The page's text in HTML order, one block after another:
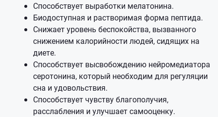
Способствует выработки мелатонина.
Биодоступная и растворимая форма пептида.
Снижает уровень беспокойства, вызванного
снижением калорийности людей, сидящих на
диете.
Способствует высвобождению нейромедиатора
серотонина, который необходим для регуляции
сна и удовольствия.
Способствует чувству благополучия,
расслабления и улучшает самооценку.